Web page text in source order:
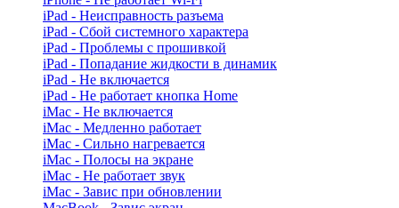
iPad - Неисправность разъема
iPad - Сбой системного характера
iPad - Проблемы с прошивкой
iPad - Попадание жидкости в динамик
iPad - Не включается
iPad - Не работает кнопка Home
iMac - Не включается
iMac - Медленно работает
iMac - Сильно нагревается
iMac - Полосы на экране
iMac - Не работает звук
iMac - Завис при обновлении